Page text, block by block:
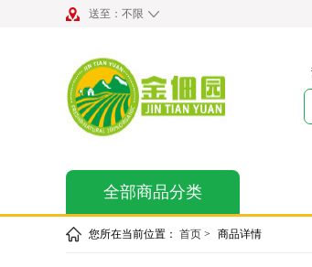
送至： 不限
全部商品分类
您所在当前位置： 首页 > 商品详情